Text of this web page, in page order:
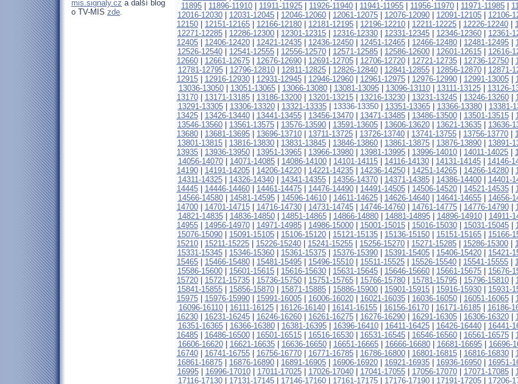
mis.signaly.cz a další blog
o TV-MIS zde.
11895
11896-11910 11911-11925 11926-11940 11941-11955 11956-11970 11971-11985
12016-12030
12031-12045 12046-12060 12061-12075 12076-12090 12091-12105 12106-
12150
12151-12165 12166-12180 12181-12195 12196-12210 12211-12225 12226-12240
12271-12285
12286-12300 12301-12315 12316-12330 12331-12345 12346-12360 12361-
12405
12406-12420 12421-12435 12436-12450 12451-12465 12466-12480 12481-12495
12526-12540
12541-12555 12556-12570 12571-12585 12586-12600 12601-12615 12616-
12660| 12661-12675| 12676-12690| 12691-12705| 12706-12720| 12721-12735| 12736-12750|
12781-12795| 12796-12810| 12811-12825| 12826-12840| 12841-12855| 12856-12870| 12871-
12915| 12916-12930| 12931-12945| 12946-12960| 12961-12975| 12976-12990| 12991-13005|
13036-13050| 13051-13065| 13066-13080| 13081-13095| 13096-13110| 13111-13125| 13126-
13170| 13171-13185| 13186-13200| 13201-13215| 13216-13230| 13231-13245| 13246-13260|
13291-13305| 13306-13320| 13321-13335| 13336-13350| 13351-13365| 13366-13380| 13381-
13425| 13426-13440| 13441-13455| 13456-13470| 13471-13485| 13486-13500| 13501-13515|
13546-13560
13561-13575 13576-13590 13591-13605 13606-13620 13621-13635 13636-
13680
13681-13695 13696-13710 13711-13725 13726-13740 13741-13755 13756-13770
13801-13815
13816-13830 13831-13845 13846-13860 13861-13875 13876-13890 13891-
13935
13936-13950 13951-13965 13966-13980 13981-13995 13996-14010 14011-14025
14056-14070
14071-14085 14086-14100 14101-14115 14116-14130 14131-14145 14146-
14190| 14191-14205| 14206-14220| 14221-14235| 14236-14250| 14251-14265| 14266-14280|
14311-14325| 14326-14340| 14341-14355| 14356-14370| 14371-14385| 14386-14400| 14401-
14445| 14446-14460| 14461-14475| 14476-14490| 14491-14505| 14506-14520| 14521-14535|
14566-14580| 14581-14595| 14596-14610| 14611-14625| 14626-14640| 14641-14655| 14656-
14700| 14701-14715| 14716-14730| 14731-14745| 14746-14760| 14761-14775| 14776-14790|
14821-14835| 14836-14850| 14851-14865| 14866-14880| 14881-14895| 14896-14910| 14911-
14955| 14956-14970| 14971-14985| 14986-15000| 15001-15015| 15016-15030| 15031-15045|
15076-15090
15091-15105 15106-15120 15121-15135 15136-15150 15151-15165 15166-
15210
15211-15225 15226-15240 15241-15255 15256-15270 15271-15285 15286-15300
15331-15345
15346-15360 15361-15375 15376-15390 15391-15405 15406-15420 15421-
15465
15466-15480 15481-15495 15496-15510 15511-15525 15526-15540 15541-15555
15586-15600
15601-15615 15616-15630 15631-15645 15646-15660 15661-15675 15676-
15720
15721-15735 15736-15750 15751-15765 15766-15780 15781-15795 15796-15810
15841-15855
15856-15870 15871-15885 15886-15900 15901-15915 15916-15930 15931-
15975| 15976-15990| 15991-16005| 16006-16020| 16021-16035| 16036-16050| 16051-16065|
16096-16110| 16111-16125| 16126-16140| 16141-16155| 16156-16170| 16171-16185| 16186-
16230| 16231-16245| 16246-16260| 16261-16275| 16276-16290| 16291-16305| 16306-16320|
16351-16365| 16366-16380| 16381-16395| 16396-16410| 16411-16425| 16426-16440| 16441-
16485| 16486-16500| 16501-16515| 16516-16530| 16531-16545| 16546-16560| 16561-16575|
16606-16620| 16621-16635| 16636-16650| 16651-16665| 16666-16680| 16681-16695| 16696-
16740| 16741-16755| 16756-16770| 16771-16785| 16786-16800| 16801-16815| 16816-16830|
16861-16875
16876-16890 16891-16905 16906-16920 16921-16935 16936-16950 16951-
16995| 16996-17010| 17011-17025| 17026-17040| 17041-17055| 17056-17070| 17071-17085|
17116-17130| 17131-17145| 17146-17160| 17161-17175| 17176-17190| 17191-17205| 17206-